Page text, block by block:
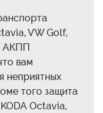
VW Golf,
АКПП
вам
неприятных
того защита
Octavia,